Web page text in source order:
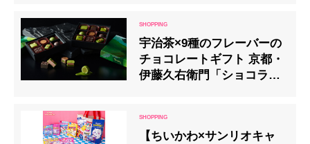
宇治茶×9種のフレーバーの
チョコレートギフト 京都・
伊藤久右衛門「ショコラコ
【ちいかわ×サンリオキャ